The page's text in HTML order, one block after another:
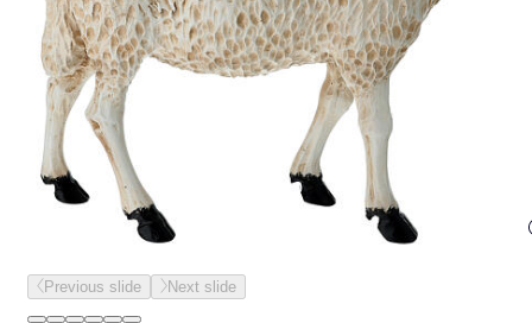
Previous slide Next slide